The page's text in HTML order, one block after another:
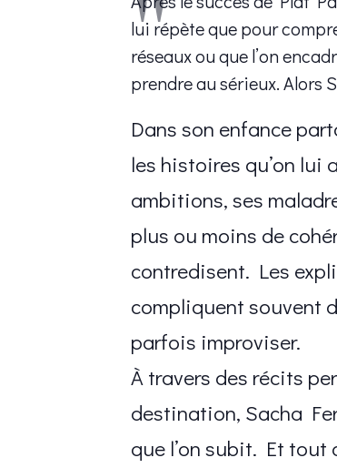
lui répète que pour
réseaux ou que l’on
prendre au sérieux. Alors
Dans son enfance
les histoires qu’on lui
ambitions, ses
plus ou moins de
contredisent. Les
compliquent souvent
parfois improviser.
À travers des récits
destination, Sacha
que l’on subit. Et tout